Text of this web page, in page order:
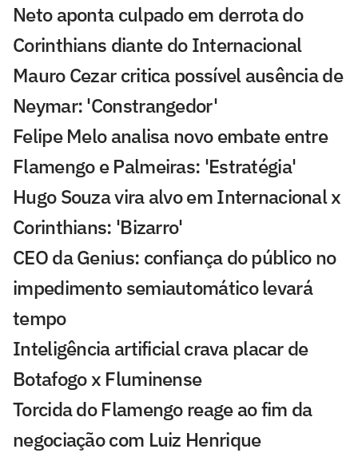
Neto aponta culpado em derrota do
Corinthians diante do Internacional
Mauro Cezar critica possível ausência de
Neymar: 'Constrangedor'
Felipe Melo analisa novo embate entre
Flamengo e Palmeiras: 'Estratégia'
Hugo Souza vira alvo em Internacional x
Corinthians: 'Bizarro'
CEO da Genius: confiança do público no
impedimento semiautomático levará
tempo
Inteligência artificial crava placar de
Botafogo x Fluminense
Torcida do Flamengo reage ao fim da
negociação com Luiz Henrique